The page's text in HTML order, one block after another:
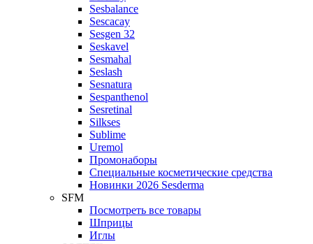
Sesbalance
Sescacay
Sesgen 32
Seskavel
Sesmahal
Seslash
Sesnatura
Sespanthenol
Sesretinal
Silkses
Sublime
Uremol
Промонаборы
Специальные косметические средства
Новинки 2026 Sesderma
SFM
Посмотреть все товары
Шприцы
Иглы